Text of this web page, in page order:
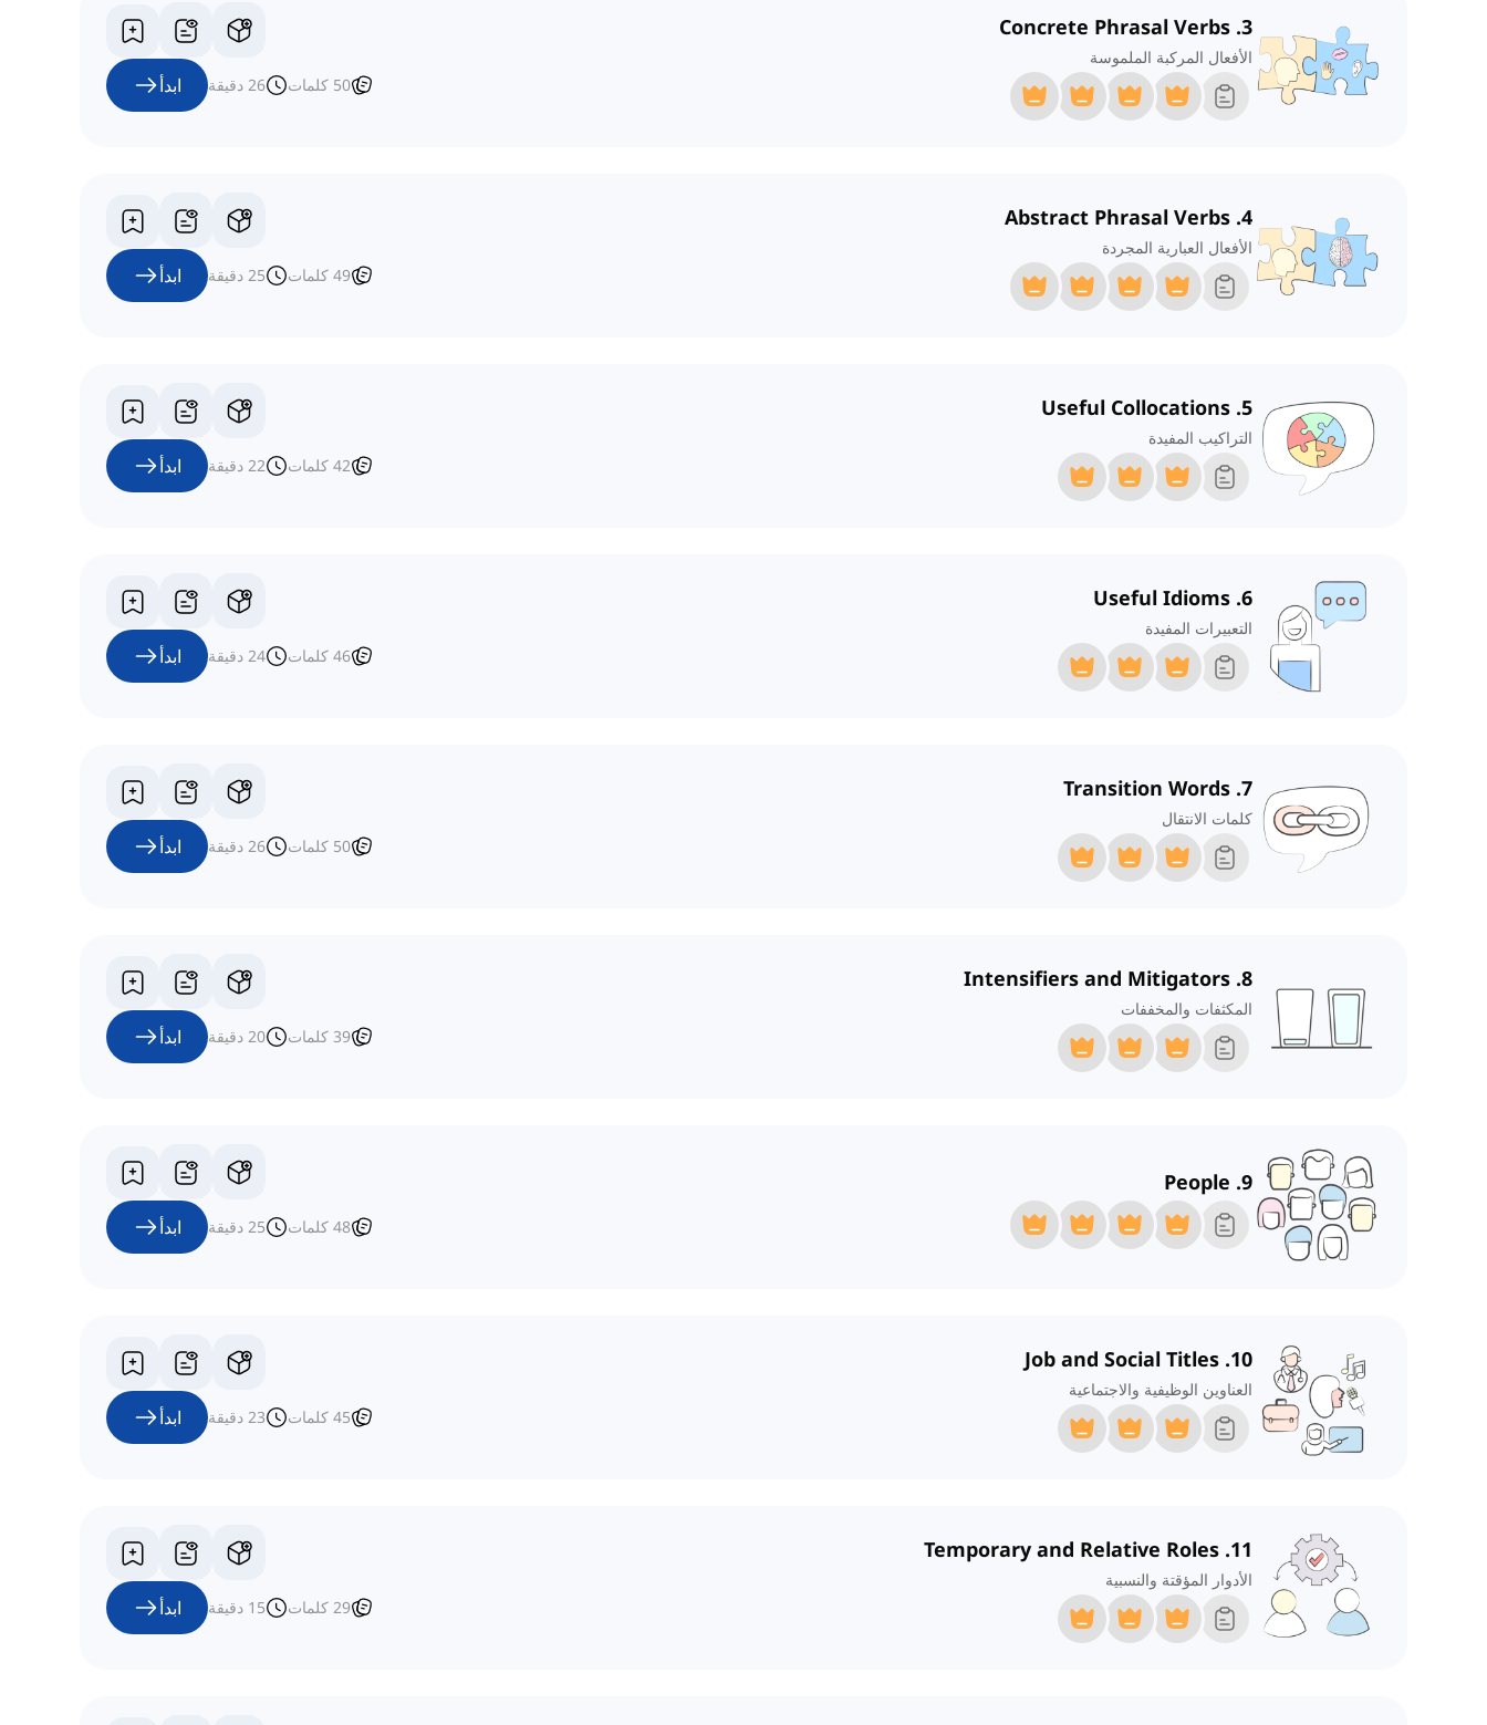
3. Concrete Phrasal Verbs
الأفعال المركبة الملموسة
50 كلمات 26 دقيقة ابدأ
4. Abstract Phrasal Verbs
الأفعال العبارية المجردة
49 كلمات 25 دقيقة ابدأ
5. Useful Collocations
التراكيب المفيدة
42 كلمات 22 دقيقة ابدأ
6. Useful Idioms
التعبيرات المفيدة
46 كلمات 24 دقيقة ابدأ
7. Transition Words
كلمات الانتقال
50 كلمات 26 دقيقة ابدأ
8. Intensifiers and Mitigators
المكثفات والمخففات
39 كلمات 20 دقيقة ابدأ
9. People
48 كلمات 25 دقيقة ابدأ
10. Job and Social Titles
العناوين الوظيفية والاجتماعية
45 كلمات 23 دقيقة ابدأ
11. Temporary and Relative Roles
الأدوار المؤقتة والنسبية
29 كلمات 15 دقيقة ابدأ